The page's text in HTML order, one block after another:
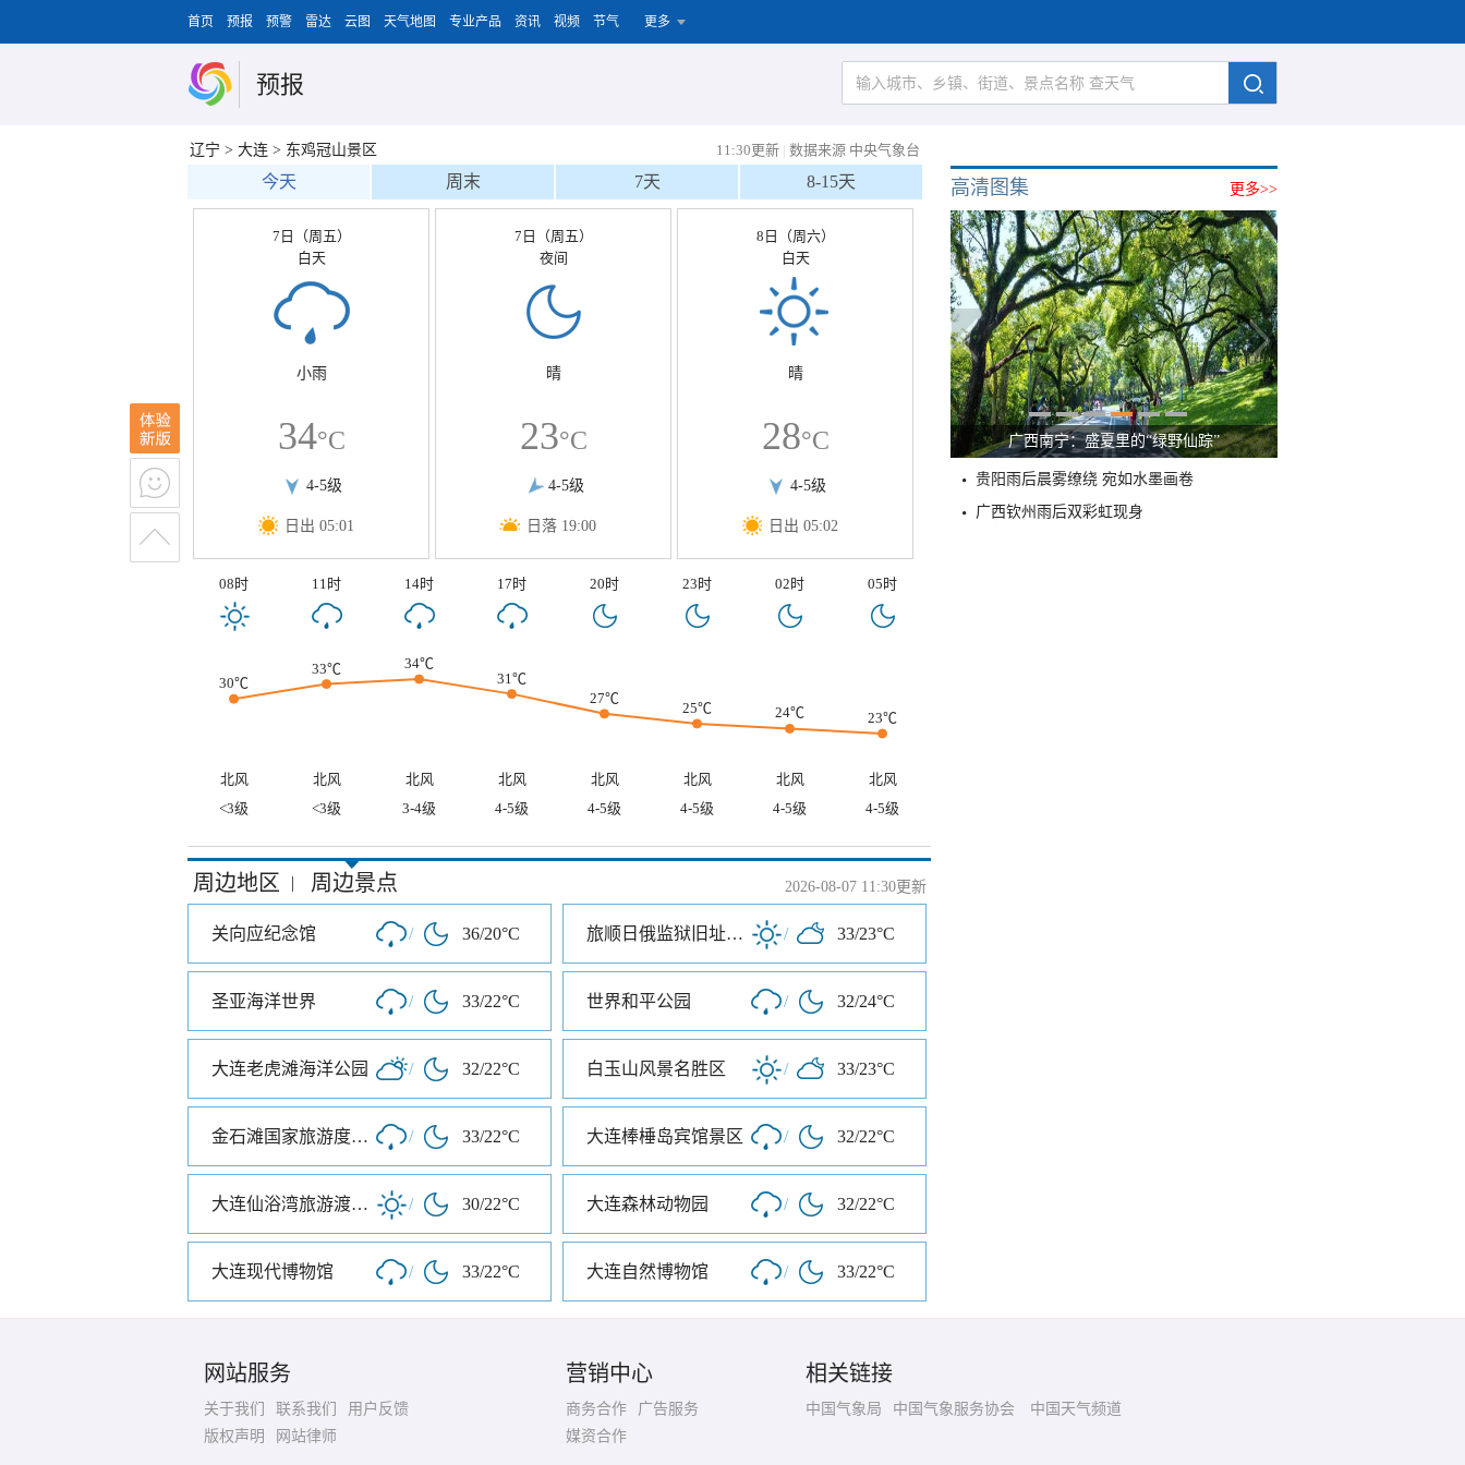
首页 预报 预警 雷达 云图 天气地图 专业产品 资讯 视频 节气 更多
预报
辽宁 > 大连 > 东鸡冠山景区 11:30更新 | 数据来源 中央气象台
今天 周末 7天 8-15天
7日（周五）
白天
小雨
34°C
4-5级
日出 05:01
7日（周五）
夜间
晴
23°C
4-5级
日落 19:00
8日（周六）
白天
晴
28°C
4-5级
日出 05:02
08时 11时 14时 17时 20时 23时 02时 05时
30℃
33℃
34℃
31℃
27℃
25℃ 24℃ 23℃
北风 北风 北风 北风 北风 北风 北风
北风
<3级
<3级 3-4级 4-5级 4-5级 4-5级 4-5级 4-5级
周边地区 | 周边景点 2026-08-07 11:30更新
关向应纪念馆 / 36/20°C 旅顺日俄监狱旧址博物馆 / 33/23°C
圣亚海洋世界 / 33/22°C 世界和平公园 / 32/24°C
大连老虎滩海洋公园 / 32/22°C 白玉山风景名胜区 / 33/23°C
金石滩国家旅游度假区 / 33/22°C 大连棒棰岛宾馆景区 / 32/22°C
大连仙浴湾旅游渡假区 / 30/22°C 大连森林动物园 / 32/22°C
大连现代博物馆 / 33/22°C 大连自然博物馆 / 33/22°C
更多>>
高清图集
广西南宁：盛夏里的“绿野仙踪”
贵阳雨后晨雾缭绕 宛如水墨画卷
广西钦州雨后双彩虹现身
网站服务
关于我们 联系我们
用户反馈
版权声明
网站律师
营销中心
商务合作
广告服务
媒资合作
相关链接
中国气象局 中国气象服务协会 中国天气频道